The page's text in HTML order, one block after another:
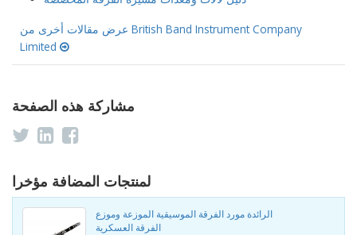
عرض مقالات أخرى من British Band Instrument Company
Limited
مشاركة هذه الصفحة
لمنتجات المضافة مؤخرا
الرائدة مورد الفرقة الموسيقية الموزعة وموزع
الفرقة العسكرية